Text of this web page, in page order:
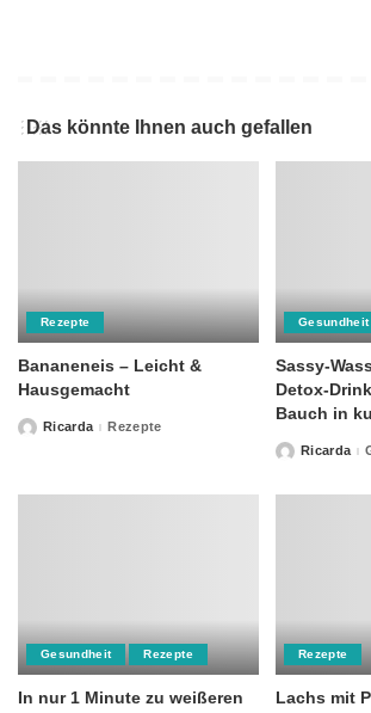
Das könnte Ihnen auch gefallen
Rezepte
Bananeneis – Leicht &
Hausgemacht
PostedRicarda Rezepte
Gesundheit
Sassy-
Detox-
Bauch in
PostedRicarda
Gesundheit Rezepte
In nur 1 Minute zu weißeren
Rezepte
Lachs mit